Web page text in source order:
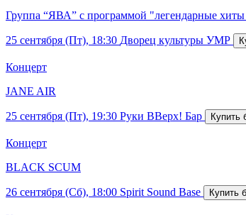
Группа “ЯВА” с программой "легендарные хиты
25 сентября (Пт), 18:30 Дворец культуры УМР
Концерт
JANE AIR
25 сентября (Пт), 19:30 Руки ВВерх! Бар
Концерт
BLACK SCUM
26 сентября (Сб), 18:00 Spirit Sound Base